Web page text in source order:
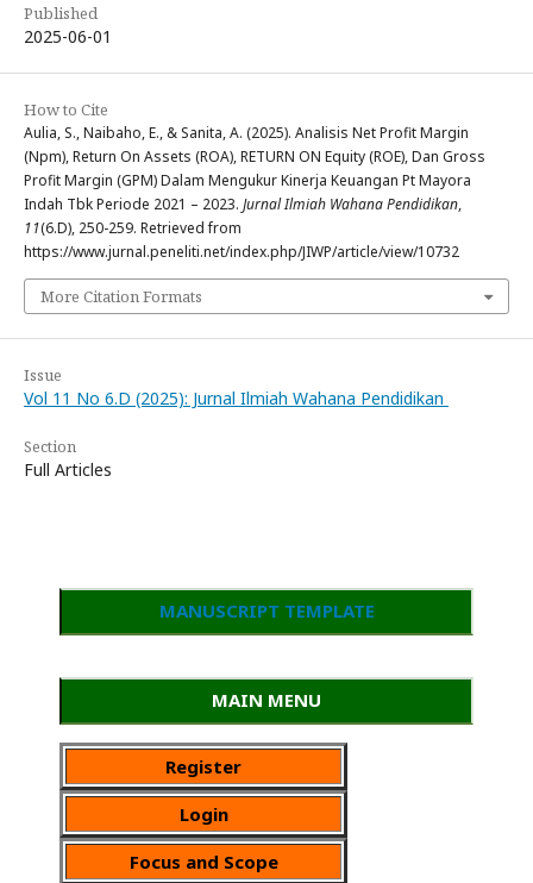
Published
2025-06-01
How to Cite
Aulia, S., Naibaho, E., & Sanita, A. (2025). Analisis Net Profit Margin
(Npm), Return On Assets (ROA), RETURN ON Equity (ROE), Dan Gross
Profit Margin (GPM) Dalam Mengukur Kinerja Keuangan Pt Mayora
Indah Tbk Periode 2021 – 2023. Jurnal Ilmiah Wahana Pendidikan,
11(6.D), 250-259. Retrieved from
https://www.jurnal.peneliti.net/index.php/JIWP/article/view/10732
More Citation Formats
Issue
Vol 11 No 6.D (2025): Jurnal Ilmiah Wahana Pendidikan
Section
Full Articles
MANUSCRIPT TEMPLATE
MAIN MENU
Register
Login
Focus and Scope